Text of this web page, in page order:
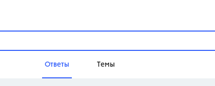
Ответы Темы